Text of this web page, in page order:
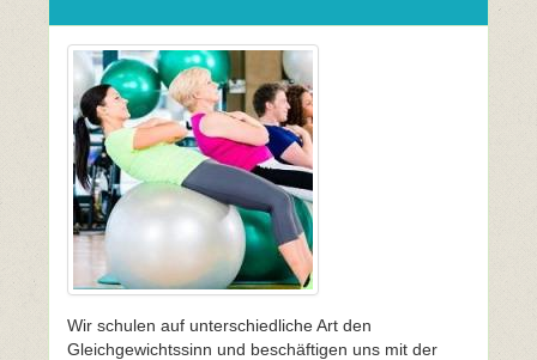
Wir schulen auf unterschiedliche Art den
Gleichgewichtssinn und beschäftigen uns mit der